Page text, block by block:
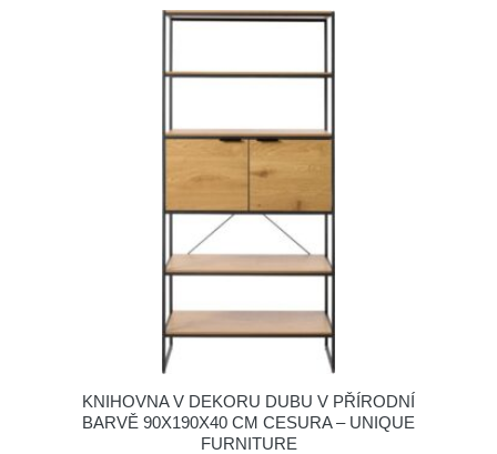
KNIHOVNA V DEKORU DUBU V PŘÍRODNÍ
BARVĚ 90X190X40 CM CESURA – UNIQUE
FURNITURE